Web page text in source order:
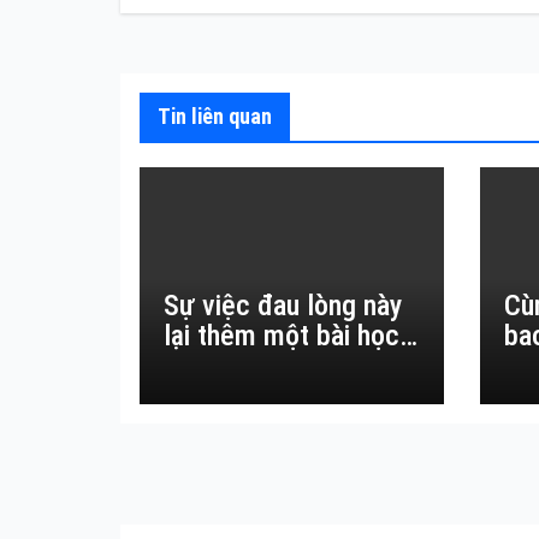
bài
Tin liên quan
Sự việc đau lòng này
lại thêm một bài học
thường.